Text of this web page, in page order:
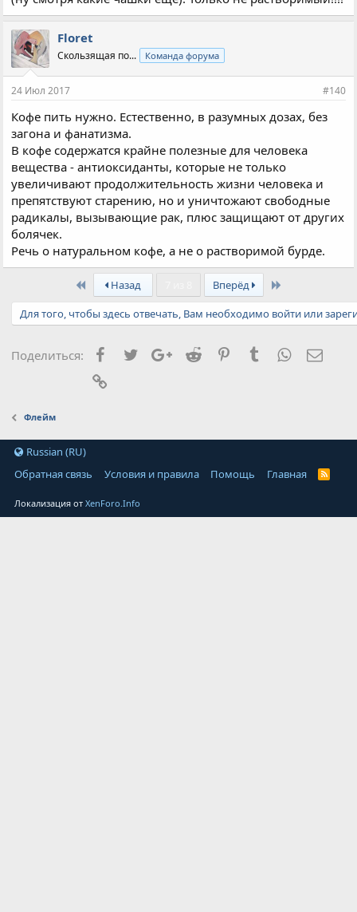
Floret
Скользящая по... Команда форума
24 Июл 2017 #140
Кофе пить нужно. Естественно, в разумных дозах, без
загона и фанатизма.
В кофе содержатся крайне полезные для человека
вещества - антиоксиданты, которые не только
увеличивают продолжительность жизни человека и
препятствуют старению, но и уничтожают свободные
радикалы, вызывающие рак, плюс защищают от других
болячек.
Речь о натуральном кофе, а не о растворимой бурде.
First Назад Вперёд
Для того, чтобы здесь отвечать, Вам необходимо войти или
Поделиться: Facebook
TwitterGoogle+
Reddit PinterestTumblrWhatsApp
Флейм
Russian (RU)
Обратная связь
Условия и правила Помощь Главная
Локализация отXenForo.Info